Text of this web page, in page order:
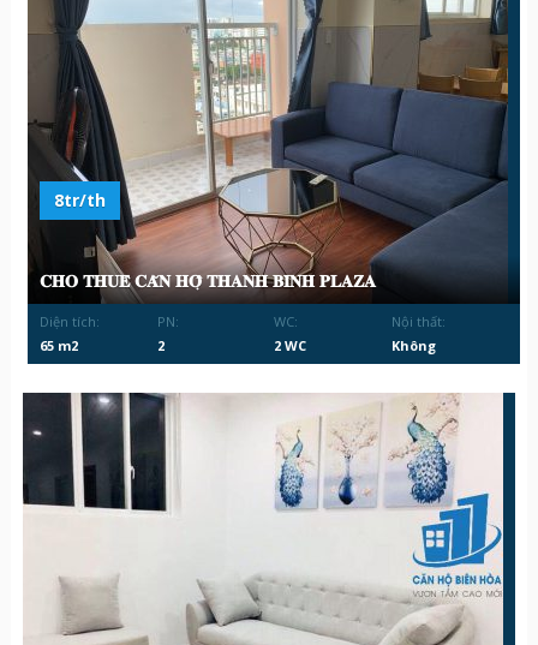
8tr/th
𝐂𝐇𝐎 𝐓𝐇𝐔𝐄̂ 𝐂𝐀̆𝐍 𝐇𝐎̣̂ 𝐓𝐇𝐀𝐍𝐇 𝐁𝐈̀𝐍𝐇 𝐏𝐋𝐀𝐙𝐀
Diện tích:
65 m2
PN:
2
WC:
2 WC
Nội thất:
Không